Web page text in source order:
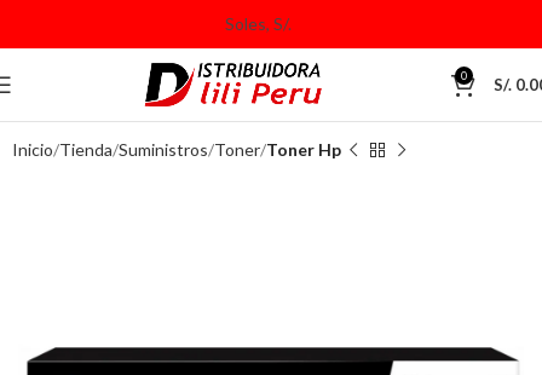
0 S/.
Inicio Tienda Suministros Toner Toner Hp